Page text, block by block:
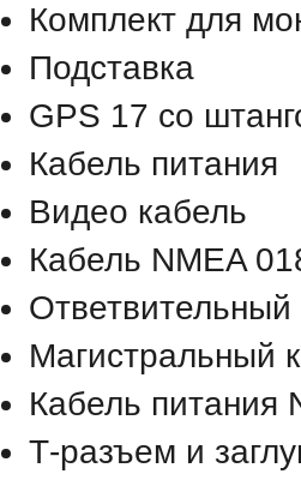
Комплект для
Подставка
GPS 17 со
Кабель питания
Видео кабель
Кабель NMEA
Магистральный
Кабель питания
Т-разъем и